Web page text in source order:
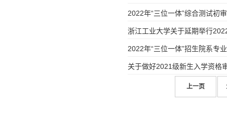
2022年“三位一体”综合测试初
浙江工业大学关于延期举行
2022年“三位一体”招生院系专
关于做好2021级新生入学资格
上一页